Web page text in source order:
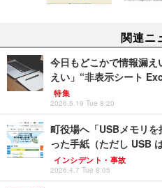
関連ニ
今日もどこかで情報漏
えい」“非表示シート
特集
2026.5.19 Tue 8:20
町役場へ「USBメモリ
った手紙（ただし USB
インシデント・事故
2026.4.7 Tue 8:05